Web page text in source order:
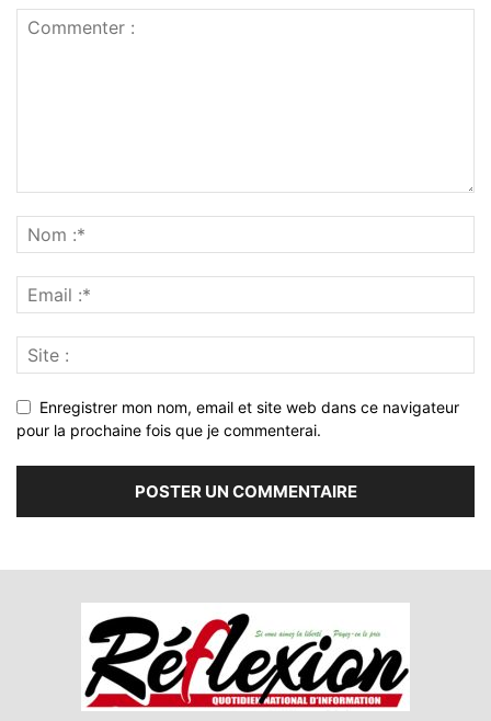
Enregistrer mon nom, email et site web dans ce navigateur
pour la prochaine fois que je commenterai.